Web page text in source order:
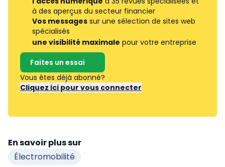
à des aperçus du secteur financier
Vos messages sur une sélection de sites web
spécialisés
une visibilité maximale pour votre entreprise
Faites un essai
Vous êtes déjà abonné?
Cliquez ici pour vous connecter
En savoir plus sur
Électromobilité